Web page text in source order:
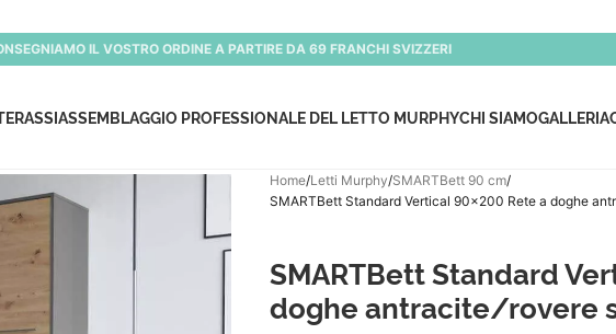
IL VOSTRO ORDINE A PARTIRE DA 69 FRANCHI SVIZZERI
ASSEMBLAGGIO PROFESSIONALE DEL LETTO MURPHYCHI SIAMOGALLERIA
Home Letti Murphy SMARTBett 90 cm
SMARTBett Standard Vertical 90×200 Rete a doghe
SMARTBett Standard
doghe antracite/rovere